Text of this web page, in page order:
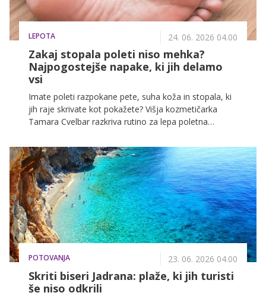
LEPOTA 24. 06. 2026 04.00
Zakaj stopala poleti niso mehka?
Najpogostejše napake, ki jih delamo
vsi
Imate poleti razpokane pete, suha koža in stopala, ki
jih raje skrivate kot pokažete? Višja kozmetičarka
Tamara Cvelbar razkriva rutino za lepa poletna
opozarja na viralne trike, ki lahko naredijo več škode
kot koristi.
POTOVANJA 23. 06. 2026 04.00
Skriti biseri Jadrana: plaže, ki jih turisti
še niso odkrili